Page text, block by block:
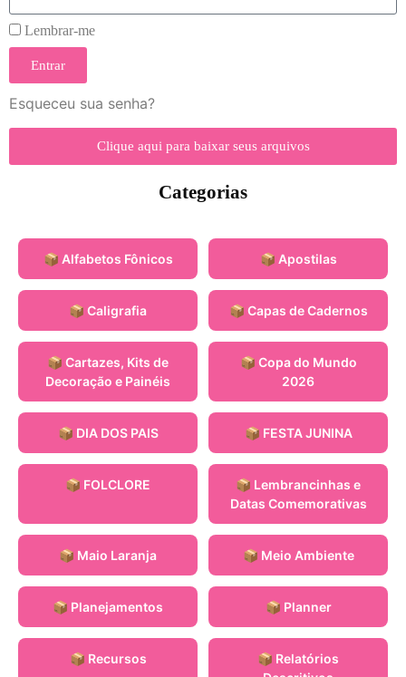
Lembrar-me
Entrar
Esqueceu sua senha?
Clique aqui para baixar seus arquivos
Categorias
📦 Alfabetos Fônicos 📦 Apostilas
📦 Caligrafia 📦 Capas de Cadernos
📦 Cartazes, Kits de
Decoração e Painéis
📦 Copa do Mundo
2026
📦 DIA DOS PAIS 📦 FESTA JUNINA
📦 FOLCLORE
📦 Lembrancinhas e
Datas Comemorativas
📦 Maio Laranja 📦 Meio Ambiente
📦 Planejamentos 📦 Planner
📦 Recursos
📦 Relatórios